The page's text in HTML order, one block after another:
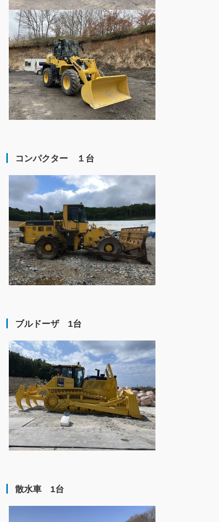
コンパクター １台
ブルドーザ 1台
散水車 1台